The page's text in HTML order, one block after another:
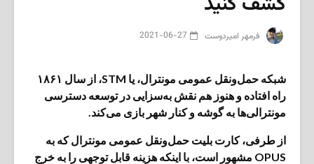
‌ فرمهر امیردوست 2021-06-27
شبکه حمل‌ونقل عمومی مونترال، یا STM، از سال ۱۸۶۱
راه افتاده و هنوز هم نقش به‌سزایی در توسعه دسترسی
مونترالی‌ها به گوشه و کنار شهر بازی می‌کند.
از طرفی، کارت بلیت حمل‌ونقل عمومی مونترال که به
OPUS مشهور است، با اینکه هزینه قابل توجهی را به خرج